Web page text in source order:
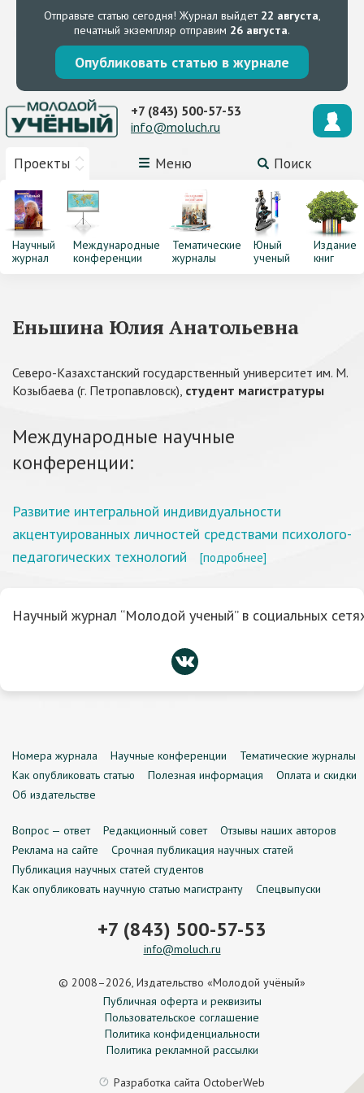
Отправьте статью сегодня! Журнал выйдет 22 августа,
печатный экземпляр отправим 26 августа.
Опубликовать статью в журнале
Проекты Меню Поиск
+7 (843) 500-57-53
info@moluch.ru
Научный
журнал
Международные
конференции
Тематические
журналы
Юный
ученый
Издание
книг
Еньшина Юлия Анатольевна
Северо-Казахстанский государственный университет им. М.
Козыбаева (г. Петропавловск), студент магистратуры
Международные научные
конференции:
Развитие интегральной индивидуальности
акцентуированных личностей средствами психолого-
педагогических технологий
[подробнее]
Научный журнал “Молодой ученый” в социальных
Номера журнала Научные конференции
Тематические журналы
Как опубликовать статью
Полезная информация
Оплата и скидки
Об издательстве
Вопрос — ответ Редакционный совет
Отзывы наших авторов
Реклама на сайте
Срочная публикация научных статей
Публикация научных статей студентов
Как опубликовать научную статью магистранту
Спецвыпуски
+7 (843) 500-57-53
info@moluch.ru
© 2008–2026, Издательство «Молодой учёный»
Публичная оферта и реквизиты
Пользовательское соглашение
Политика конфиденциальности
Политика рекламной рассылки
Разработка сайта OctoberWeb